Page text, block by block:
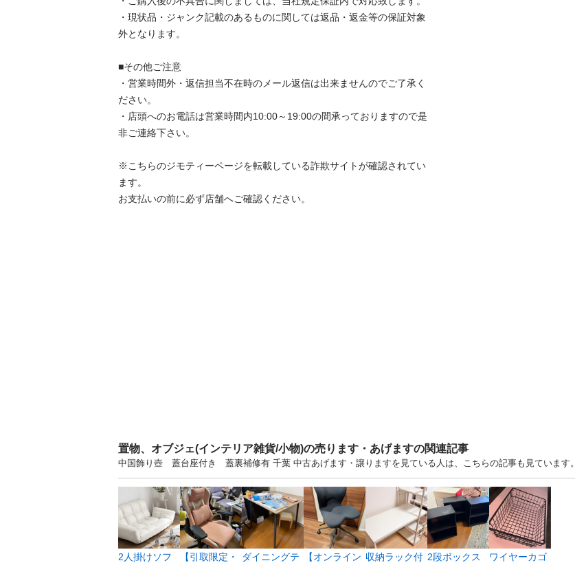
・現状品・ジャンク記載のあるものに関しては返品・返金等の保証対象
外となります。
■その他ご注意
・営業時間外・返信担当不在時のメール返信は出来ませんのでご了承く
ださい。
・店頭へのお電話は営業時間内10:00～19:00の間承っておりますので是
非ご連絡下さい。
※こちらのジモティーページを転載している詐欺サイトが確認されてい
ます。
お支払いの前に必ず店舗へご確認ください。
置物、オブジェ(インテリア雑貨/小物)の売ります・あげますの関連記事
中国飾り壺 蓋台座付き 蓋裏補修有 千葉 中古あげます・譲りますを見ている人は、こちらの記事も見ています。
2人掛けソフ
【引取限定・
ダイニングテ
【オンライン 収納ラック付 2段ボックス
ワイヤーカゴ